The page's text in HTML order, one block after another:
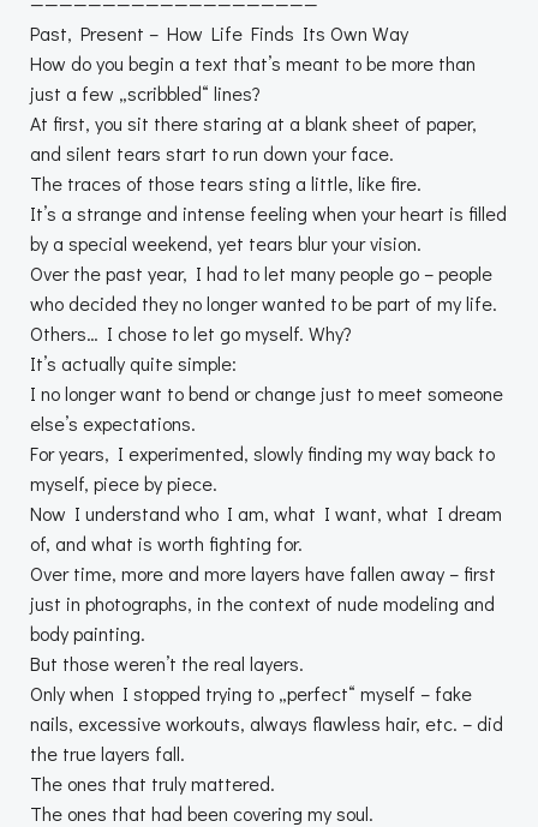
Past, Present – How Life Finds Its Own Way
How do you begin a text that’s meant to be more than
just a few „scribbled“ lines?
At first, you sit there staring at a blank sheet of paper,
and silent tears start to run down your face.
The traces of those tears sting a little, like fire.
It’s a strange and intense feeling when your heart is filled
by a special weekend, yet tears blur your vision.
Over the past year, I had to let many people go – people
who decided they no longer wanted to be part of my life.
Others… I chose to let go myself. Why?
It’s actually quite simple:
I no longer want to bend or change just to meet someone
else’s expectations.
For years, I experimented, slowly finding my way back to
myself, piece by piece.
Now I understand who I am, what I want, what I dream
of, and what is worth fighting for.
Over time, more and more layers have fallen away – first
just in photographs, in the context of nude modeling and
body painting.
But those weren’t the real layers.
Only when I stopped trying to „perfect“ myself – fake
nails, excessive workouts, always flawless hair, etc. – did
the true layers fall.
The ones that truly mattered.
The ones that had been covering my soul.